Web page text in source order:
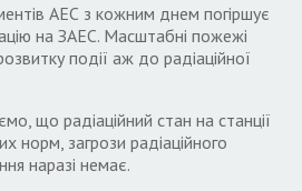
АЕС з кожним днем погіршує
на ЗАЕС. Масштабні пожежі
події аж до радіаційної
що радіаційний стан на станції
норм, загрози радіаційного
наразі немає.